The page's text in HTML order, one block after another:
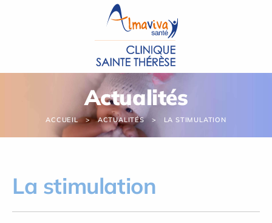
Actualités
ACCUEIL ACTUALITÉS LA STIMULATION
La stimulation
Panneau de gestion des cookies